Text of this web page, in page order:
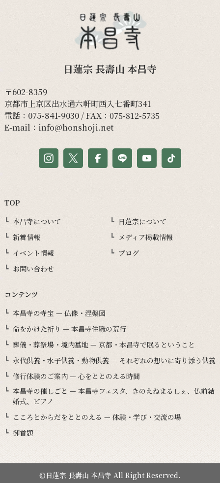
日蓮宗 長壽山 本昌寺
〒602-8359
京都市上京区出水通六軒町西入七番町341
電話： 075-841-9030/ FAX：075-812-5735
E-mail： info@honshoji.net
TOP
本昌寺について
日蓮宗について
新着情報
メディア掲載情報
イベント情報
ブログ
お問い合わせ
コンテンツ
本昌寺の寺宝 — 仏像・涅槃図
命をかけた祈り — 本昌寺住職の荒行
葬儀・葬祭場・境内墓地 — 京都・本昌寺で眠るということ
永代供養・水子供養・動物供養 — それぞれの想いに寄り添う供養
修行体験のご案内 — 心をととのえる時間
本昌寺の催しごと — 本昌寺フェスタ、きのえねまるしぇ、仏前結
婚式、ピアノ
こころとからだをととのえる — 体験・学び・交流の場
御首題
©日蓮宗 長壽山 本昌寺 All Right Reserved.